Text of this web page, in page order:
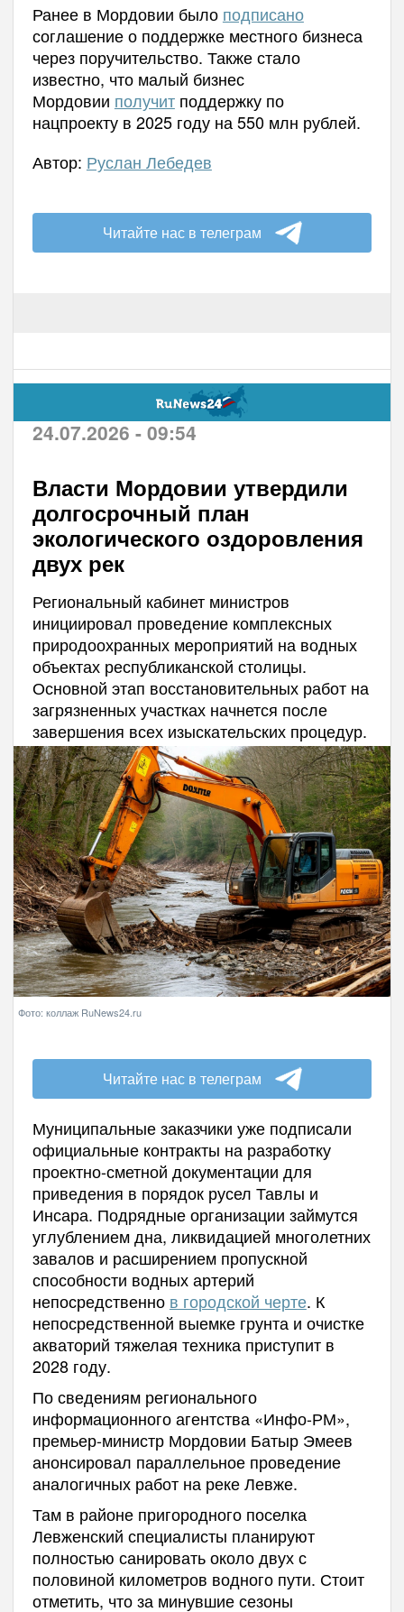
Ранее в Мордовии было подписано
соглашение о поддержке местного бизнеса
через поручительство. Также стало
известно, что малый бизнес
Мордовии получитподдержку по
нацпроекту в 2025 году на 550 млн рублей.
Автор: Руслан Лебедев
Читайте нас в телеграм
24.07.2026 - 09:54
Власти Мордовии утвердили
долгосрочный план
экологического оздоровления
двух рек
Региональный кабинет министров
инициировал проведение комплексных
природоохранных мероприятий на водных
объектах республиканской столицы.
Основной этап восстановительных работ на
загрязненных участках начнется после
завершения всех изыскательских процедур.
Фото: коллаж RuNews24.ru
Читайте нас в телеграм
Муниципальные заказчики уже подписали
официальные контракты на разработку
проектно-сметной документации для
приведения в порядок русел Тавлы и
Инсара. Подрядные организации займутся
углублением дна, ликвидацией многолетних
завалов и расширением пропускной
способности водных артерий
непосредственно в городской черте. К
непосредственной выемке грунта и очистке
акваторий тяжелая техника приступит в
2028 году.
По сведениям регионального
информационного агентства «Инфо-РМ»,
премьер-министр Мордовии Батыр Эмеев
анонсировал параллельное проведение
аналогичных работ на реке Левже.
Там в районе пригородного поселка
Левженский специалисты планируют
полностью санировать около двух с
половиной километров водного пути. Стоит
отметить, что за минувшие сезоны